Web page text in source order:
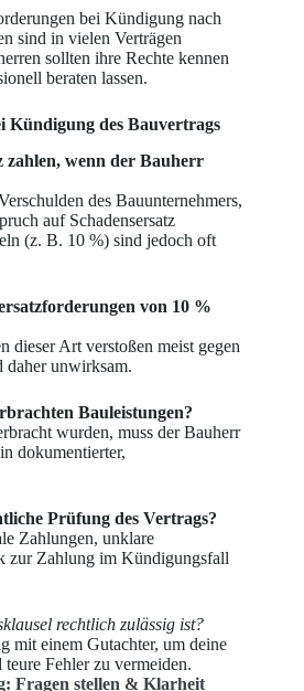
bei Kündigung nach
sind in vielen Verträgen
sollten ihre Rechte kennen
beraten lassen.
Kündigung des Bauvertrags
zahlen, wenn der Bauherr
des Bauunternehmers,
auf Schadensersatz
(z. B. 10 %) sind jedoch oft
von 10 %
dieser Art verstoßen meist gegen
daher unwirksam.
Bauleistungen?
wurden, muss der Bauherr
dokumentierter,
Prüfung des Vertrags?
Zahlungen, unklare
zur Zahlung im Kündigungsfall
rechtlich zulässig ist?
mit einem Gutachter, um deine
Fehler zu vermeiden.
Fragen stellen & Klarheit